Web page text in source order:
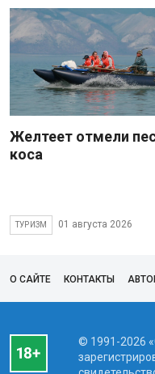
Желтеет отмели
коса
ТУРИЗМ 01 августа 2026
О САЙТЕ КОНТАКТЫ
© 1991-2026